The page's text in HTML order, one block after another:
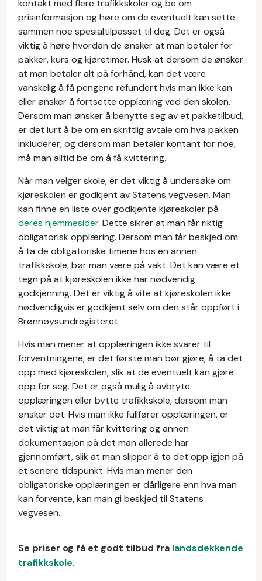
kontakt med flere trafikkskoler og be om
prisinformasjon og høre om de eventuelt kan sette
sammen noe spesialtilpasset til deg. Det er også
viktig å høre hvordan de ønsker at man betaler for
pakker, kurs og kjøretimer. Husk at dersom de ønsker
at man betaler alt på forhånd, kan det være
vanskelig å få pengene refundert hvis man ikke kan
eller ønsker å fortsette opplæring ved den skolen.
Dersom man ønsker å benytte seg av et pakketilbud,
er det lurt å be om en skriftlig avtale om hva pakken
inkluderer, og dersom man betaler kontant for noe,
må man alltid be om å få kvittering.
Når man velger skole, er det viktig å undersøke om
kjøreskolen er godkjent av Statens vegvesen. Man
kan finne en liste over godkjente kjøreskoler på
deres hjemmesider. Dette sikrer at man får riktig
obligatorisk opplæring. Dersom man får beskjed om
å ta de obligatoriske timene hos en annen
trafikkskole, bør man være på vakt. Det kan være et
tegn på at kjøreskolen ikke har nødvendig
godkjenning. Det er viktig å vite at kjøreskolen ikke
nødvendigvis er godkjent selv om den står oppført i
Brønnøysundregisteret.
Hvis man mener at opplæringen ikke svarer til
forventningene, er det første man bør gjøre, å ta det
opp med kjøreskolen, slik at de eventuelt kan gjøre
opp for seg. Det er også mulig å avbryte
opplæringen eller bytte trafikkskole, dersom man
ønsker det. Hvis man ikke fullfører opplæringen, er
det viktig at man får kvittering og annen
dokumentasjon på det man allerede har
gjennomført, slik at man slipper å ta det opp igjen på
et senere tidspunkt. Hvis man mener den
obligatoriske opplæringen er dårligere enn hva man
kan forvente, kan man gi beskjed til Statens
vegvesen.
Se priser og få et godt tilbud fra landsdekkende
trafikkskole.